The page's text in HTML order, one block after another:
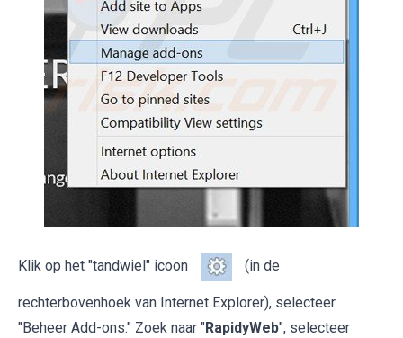
Klik op het "tandwiel" icoon (in de
rechterbovenhoek van Internet Explorer), selecteer
"Beheer Add-ons." Zoek naar "RapidyWeb", selecteer